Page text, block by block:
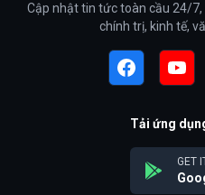
Cập nhật tin tức toàn cầu 24/
chính trị, kinh tế,
Tải ứng
GET